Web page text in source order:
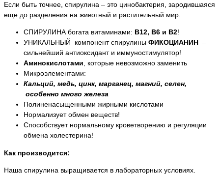
Если быть точнее, спирулина – это цинобактерия, зародившаяся
еще до разделения на животный и растительный мир.
СПИРУЛИНА богата витаминами: В12, В6 и В2!
УНИКАЛЬНЫЙ компонент спирулины ФИКОЦИАНИН –
сильнейший антиоксидант и иммуностимулятор!
Аминокислотами, которые невозможно заменить
Микроэлементами:
Кальций, медь, цинк, марганец, магний, селен,
особенно много железа
Полиненасыщенными жирными кислотами
Нормализует обмен веществ!
Способствует нормальному кроветворению и регуляции
обмена холестерина!
Как производится:
Наша спирулина выращивается в лабораторных условиях.